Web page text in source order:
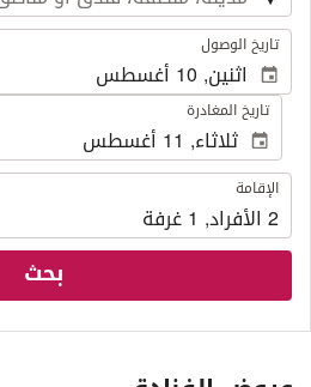
. تاريخ الوصول
تاريخ المغادرة
الإقامة
الإقامة
2 الأفراد,
1غرفة
بحث